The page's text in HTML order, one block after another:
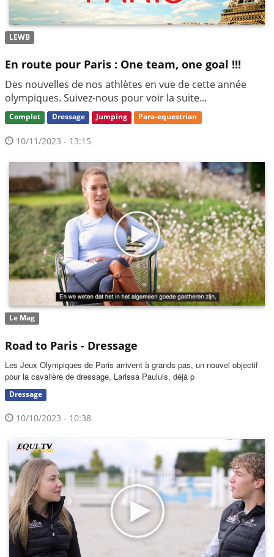
LEWB
En route pour Paris : One team, one goal !!!
Des nouvelles de nos athlètes en vue de cette année
olympiques. Suivez-nous pour voir la suite...
Complet Dressage Jumping Para-equestrian
10/11/2023 - 13:15
Le Mag
Road to Paris - Dressage
Les Jeux Olympiques de Paris arrivent à grands pas, un nouvel objectif
pour la cavalière de dressage, Larissa Pauluis, déjà p
Dressage
10/10/2023 - 10:38